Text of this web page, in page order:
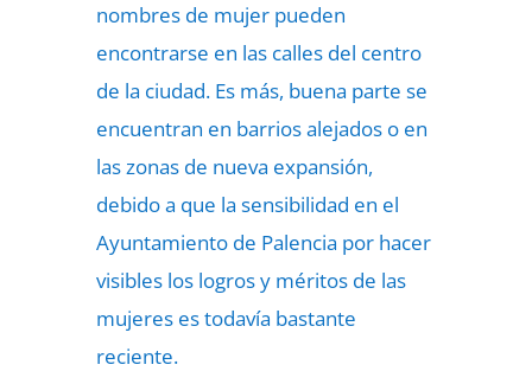
nombres de mujer pueden
encontrarse en las calles del centro
de la ciudad. Es más, buena parte se
encuentran en barrios alejados o en
las zonas de nueva expansión,
debido a que la sensibilidad en el
Ayuntamiento de Palencia por hacer
visibles los logros y méritos de las
mujeres es todavía bastante
reciente.